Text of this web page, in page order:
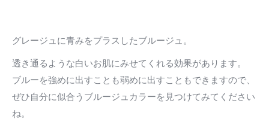
グレージュに青みをプラスしたブルージュ。
透き通るような白いお肌にみせてくれる効果があります。
ブルーを強めに出すことも弱めに出すこともできますので、
ぜひ自分に似合うブルージュカラーを見つけてみてください
ね。